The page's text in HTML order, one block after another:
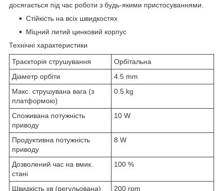
досягається під час роботи з будь-якими пристосуваннями.
Стійкість на всіх швидкостях
Міцний литий цинковий корпус
Технічні характеристики
Траєкторія струшування
Орбітальна
Діаметр орбіти
4.5 mm
Макс. струшувана вага (з
платформою)
0.5 kg
Споживана потужність
приводу
10 W
Продуктивна потужність
приводу
8 W
Дозволений час на вмик.
стані
100 %
Швидкість хв (регульована)
200 rpm